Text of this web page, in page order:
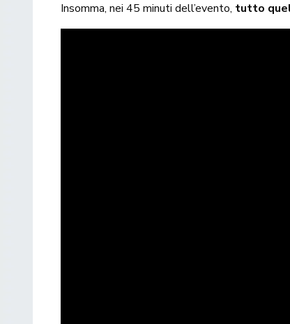
Insomma, nei 45 minuti dell’evento, tutto